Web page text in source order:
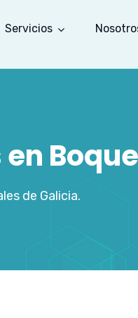
Servicios
de Galicia.